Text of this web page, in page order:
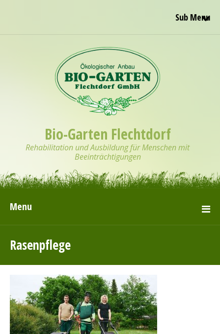
Sub Menu
Bio-Garten Flechtdorf
Rehabilitation und Ausbildung für Menschen mit
Beeinträchtigungen
Menu
Rasenpflege